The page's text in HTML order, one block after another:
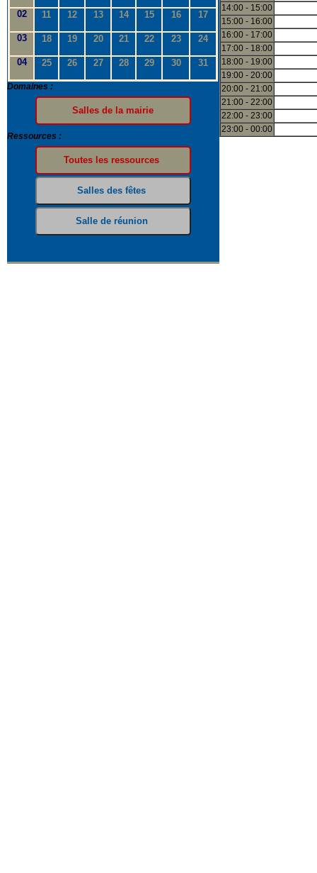
02 11 12 13 14 15 16 17
03 18 19 20 21 22 23 24
04 25 26 27 28 29 30 31
Domaines :
Ressources :
14:00 - 15:00
15:00 - 16:00
16:00 - 17:00
17:00 - 18:00
18:00 - 19:00
19:00 - 20:00
20:00 - 21:00
21:00 - 22:00
22:00 - 23:00
23:00 - 00:00